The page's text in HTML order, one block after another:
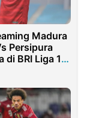
Madura
Persipura
di BRI Liga 1